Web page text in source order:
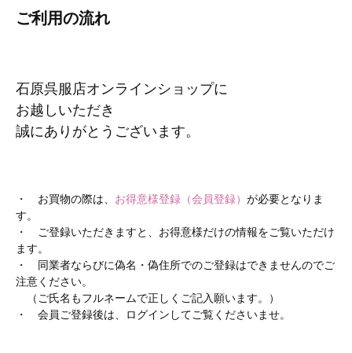
ご利用の流れ
石原呉服店オンラインショップに
お越しいただき
誠にありがとうございます。
・ お買物の際は、 お得意様登録（会員登録） が必要となりま
す。
・ ご登録いただきますと、お得意様だけの情報をご覧いただけ
ます。
・ 同業者ならびに偽名・偽住所でのご登録はできませんのでご
注意ください。
（ご氏名もフルネームで正しくご記入願います。）
・ 会員ご登録後は、ログインしてご覧くださいませ。